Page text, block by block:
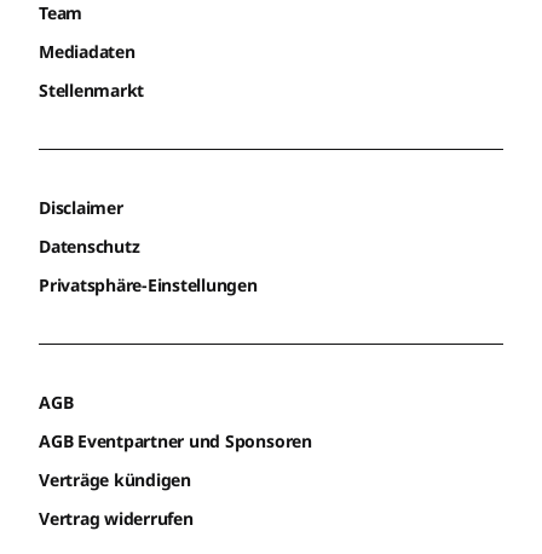
Team
Mediadaten
Stellenmarkt
Disclaimer
Datenschutz
Privatsphäre-Einstellungen
AGB
AGB Eventpartner und Sponsoren
Verträge kündigen
Vertrag widerrufen